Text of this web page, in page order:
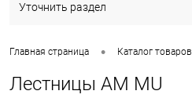
Уточнить раздел
Главная страница • Каталог товаров
Лестницы AM MU